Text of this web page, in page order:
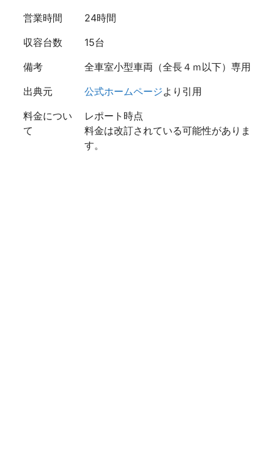
営業時間
24時間
収容台数
15台
備考
全車室小型車両（全長４ｍ以下）専用
出典元
公式ホームページより引用
料金につい
て
レポート時点
料金は改訂されている可能性がありま
す。